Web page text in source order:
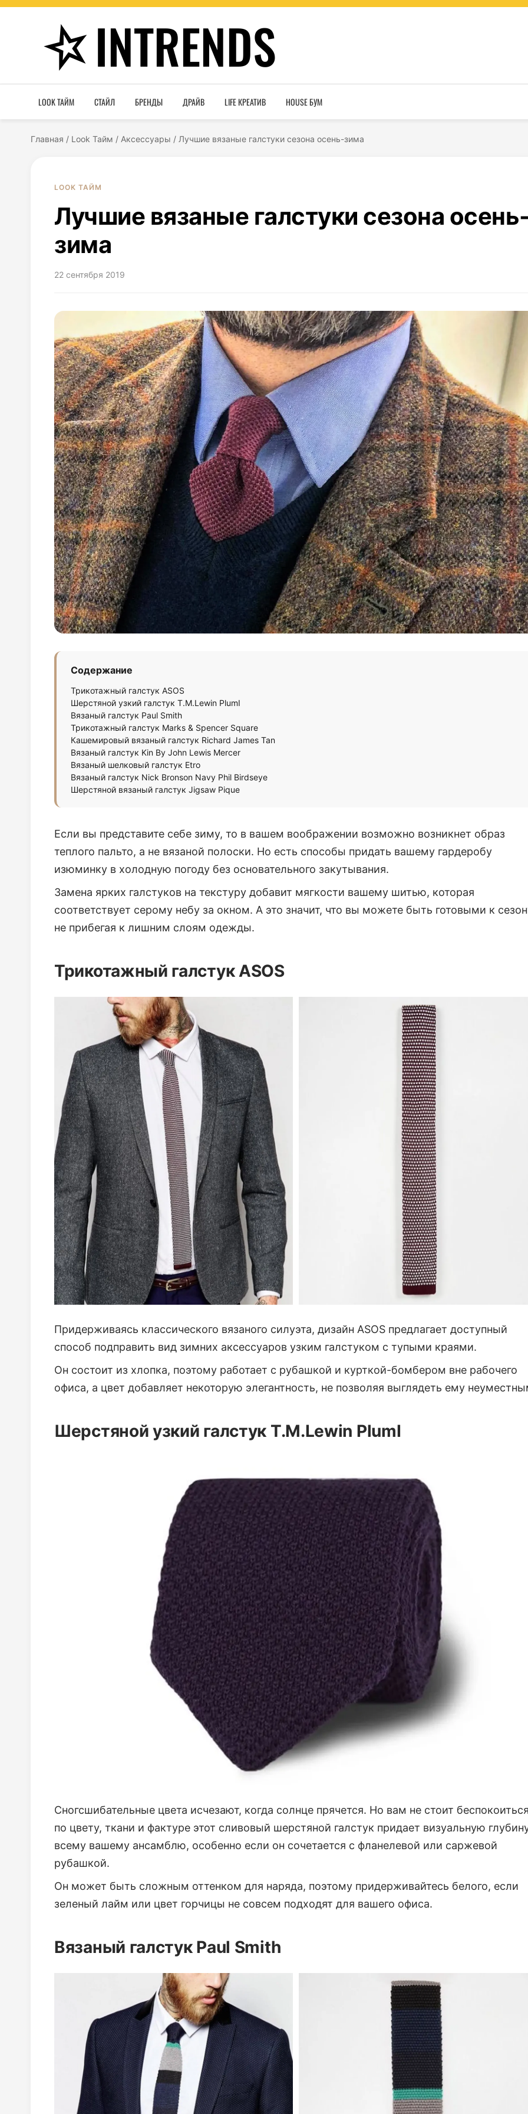
INTRENDS
LOOK ТАЙМ СТАЙЛ БРЕНДЫ ДРАЙВ LIFE КРЕАТИВ HOUSE БУМ
Главная / Look Тайм / Аксессуары / Лучшие вязаные галстуки сезона осень-зима
LOOK ТАЙМ
Лучшие вязаные галстуки сезона
зима
22 сентября 2019
Содержание
Трикотажный галстук ASOS
Шерстяной узкий галстук T.M.Lewin PlumI
Вязаный галстук Paul Smith
Трикотажный галстук Marks & Spencer Square
Кашемировый вязаный галстук Richard James Tan
Вязаный галстук Kin By John Lewis Mercer
Вязаный шелковый галстук Etro
Вязаный галстук Nick Bronson Navy Phil Birdseye
Шерстяной вязаный галстук Jigsaw Pique
Если вы представите себе зиму, то в вашем воображении возможно возникнет образ
теплого пальто, а не вязаной полоски. Но есть способы придать вашему гардеробу
изюминку в холодную погоду без основательного закутывания.
Замена ярких галстуков на текстуру добавит мягкости вашему шитью, которая
соответствует серому небу за окном. А это значит, что вы можете быть готовыми к
не прибегая к лишним слоям одежды.
Трикотажный галстук ASOS
Придерживаясь классического вязаного силуэта, дизайн ASOS предлагает доступный
способ подправить вид зимних аксессуаров узким галстуком с тупыми краями.
Он состоит из хлопка, поэтому работает с рубашкой и курткой-бомбером вне рабочего
офиса, а цвет добавляет некоторую элегантность, не позволяя выглядеть ему
Шерстяной узкий галстук T.M.Lewin PlumI
Сногсшибательные цвета исчезают, когда солнце прячется. Но вам не стоит
по цвету, ткани и фактуре этот сливовый шерстяной галстук придает визуальную
всему вашему ансамблю, особенно если он сочетается с фланелевой или саржевой
рубашкой.
Он может быть сложным оттенком для наряда, поэтому придерживайтесь белого, если
зеленый лайм или цвет горчицы не совсем подходят для вашего офиса.
Вязаный галстук Paul Smith